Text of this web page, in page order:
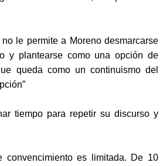
le permite a Moreno desmarcarse
y plantearse como una opción de
queda como un continuismo del
tiempo para repetir su discurso y
convencimiento es limitada. De 10